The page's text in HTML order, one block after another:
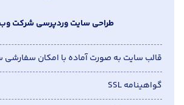
طراحی سایت وردپرسی شرکت وب
قالب سایت به صورت آماده با امکان سفارشی
گواهینامه SSL